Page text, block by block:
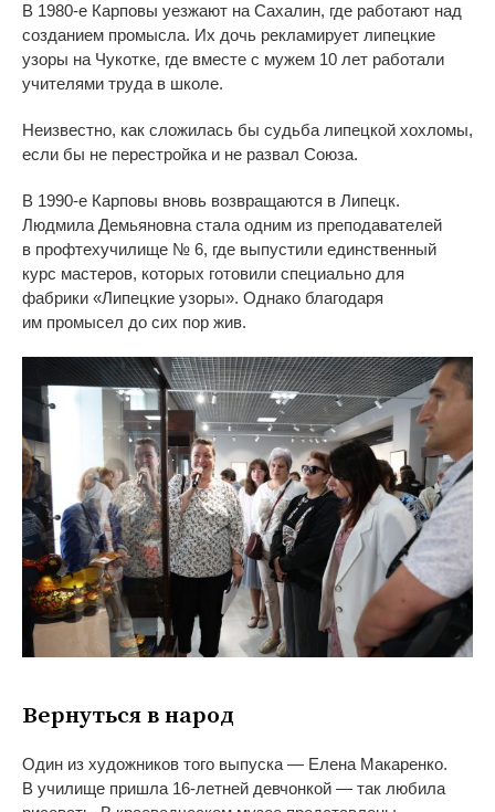
В 1980-е Карповы уезжают на Сахалин, где работают над
созданием промысла. Их дочь рекламирует липецкие
узоры на Чукотке, где вместе с мужем 10 лет работали
учителями труда в школе.
Неизвестно, как сложилась бы судьба липецкой хохломы,
если бы не перестройка и не развал Союза.
В 1990-е Карповы вновь возвращаются в Липецк.
Людмила Демьяновна стала одним из преподавателей
в профтехучилище № 6, где выпустили единственный
курс мастеров, которых готовили специально для
фабрики «Липецкие узоры». Однако благодаря
им промысел до сих пор жив.
Вернуться внарод
Один из художников того выпуска — Елена Макаренко.
В училище пришла 16-летней девчонкой — так любила